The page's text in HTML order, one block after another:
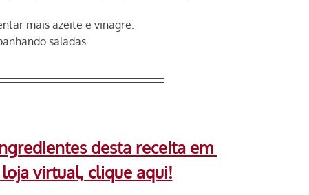
mais azeite e vinagre.
saladas.
desta receita em
virtual, clique aqui!